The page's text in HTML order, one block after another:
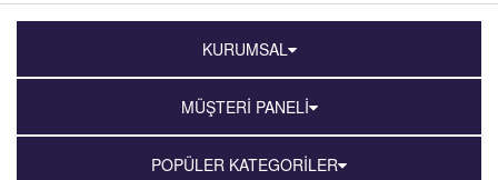
KURUMSAL
MÜŞTERİ PANELİ
POPÜLER KATEGORİLER